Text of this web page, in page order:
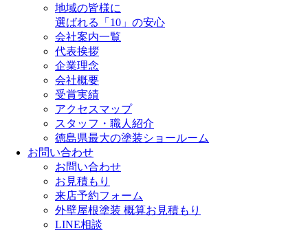
地域の皆様に
選ばれる「10」の安心
会社案内一覧
代表挨拶
企業理念
会社概要
受賞実績
アクセスマップ
スタッフ・職人紹介
徳島県最大の塗装ショールーム
お問い合わせ
お問い合わせ
お見積もり
来店予約フォーム
外壁屋根塗装 概算お見積もり
LINE相談